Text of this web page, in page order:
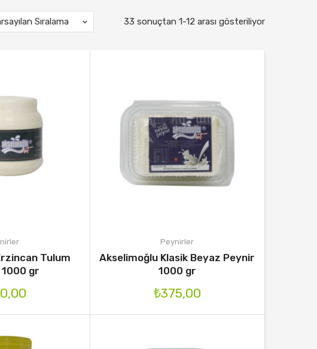
33 sonuçtan 1-12 arası gösteriliyor
Sıralama
Tulum
gr
Peynirler
Akselimoğlu Klasik Beyaz Peynir
1000 gr
₺375,00